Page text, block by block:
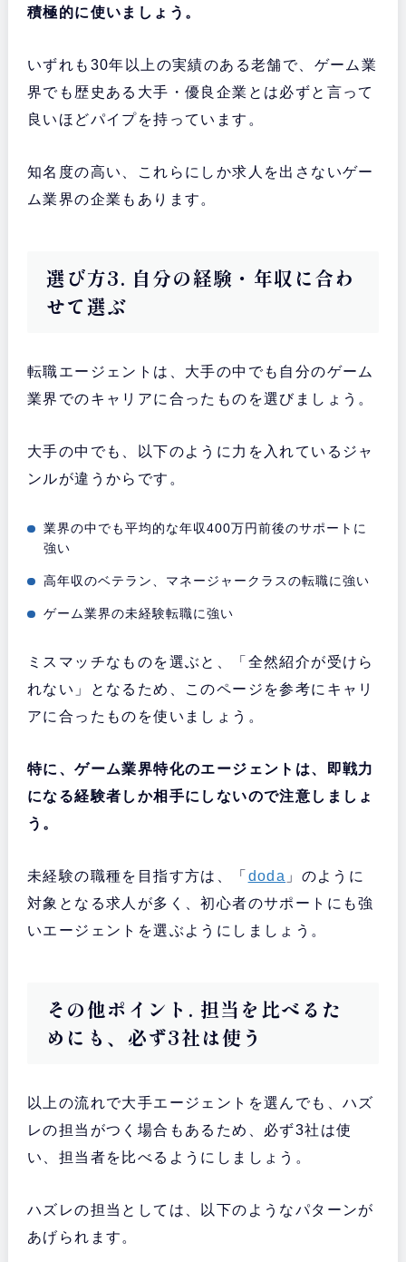
積極的に使いましょう。
いずれも30年以上の実績のある老舗で、ゲーム業
界でも歴史ある大手・優良企業とは必ずと言って
良いほどパイプを持っています。
知名度の高い、これらにしか求人を出さないゲー
ム業界の企業もあります。
選び方3. 自分の経験・年収に合わ
せて選ぶ
転職エージェントは、大手の中でも自分のゲーム
業界でのキャリアに合ったものを選びましょう。
大手の中でも、以下のように力を入れているジャ
ンルが違うからです。
業界の中でも平均的な年収400万円前後のサポートに
強い
高年収のベテラン、マネージャークラスの転職に強い
ゲーム業界の未経験転職に強い
ミスマッチなものを選ぶと、「全然紹介が受けら
れない」となるため、このページを参考にキャリ
アに合ったものを使いましょう。
特に、ゲーム業界特化のエージェントは、即戦力
になる経験者しか相手にしないので注意しましょ
う。
未経験の職種を目指す方は、「 doda 」のように
対象となる求人が多く、初心者のサポートにも強
いエージェントを選ぶようにしましょう。
その他ポイント. 担当を比べるた
めにも、必ず3社は使う
以上の流れで大手エージェントを選んでも、ハズ
レの担当がつく場合もあるため、必ず3社は使
い、担当者を比べるようにしましょう。
ハズレの担当としては、以下のようなパターンが
あげられます。